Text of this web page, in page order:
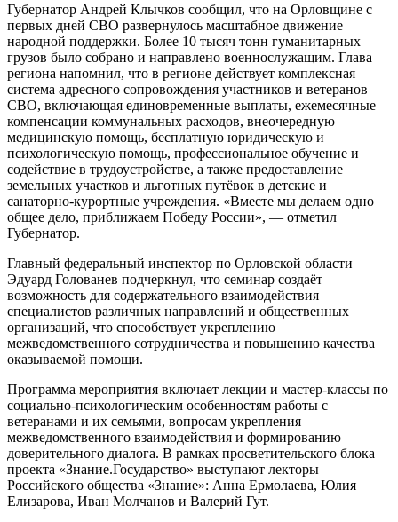
Губернатор Андрей Клычков сообщил, что на Орловщине с
первых дней СВО развернулось масштабное движение
народной поддержки. Более 10 тысяч тонн гуманитарных
грузов было собрано и направлено военнослужащим. Глава
региона напомнил, что в регионе действует комплексная
система адресного сопровождения участников и ветеранов
СВО, включающая единовременные выплаты, ежемесячные
компенсации коммунальных расходов, внеочередную
медицинскую помощь, бесплатную юридическую и
психологическую помощь, профессиональное обучение и
содействие в трудоустройстве, а также предоставление
земельных участков и льготных путёвок в детские и
санаторно-курортные учреждения. «Вместе мы делаем одно
общее дело, приближаем Победу России», — отметил
Губернатор.
Главный федеральный инспектор по Орловской области
Эдуард Голованев подчеркнул, что семинар создаёт
возможность для содержательного взаимодействия
специалистов различных направлений и общественных
организаций, что способствует укреплению
межведомственного сотрудничества и повышению качества
оказываемой помощи.
Программа мероприятия включает лекции и мастер-классы по
социально-психологическим особенностям работы с
ветеранами и их семьями, вопросам укрепления
межведомственного взаимодействия и формированию
доверительного диалога. В рамках просветительского блока
проекта «Знание.Государство» выступают лекторы
Российского общества «Знание»: Анна Ермолаева, Юлия
Елизарова, Иван Молчанов и Валерий Гут.